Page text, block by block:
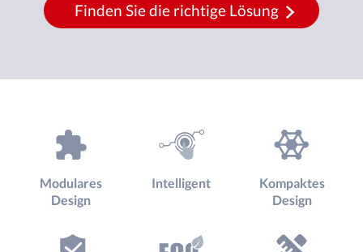
Finden Sie die richtige Lösung
Modulares
Design
Intelligent
Kompaktes
Design